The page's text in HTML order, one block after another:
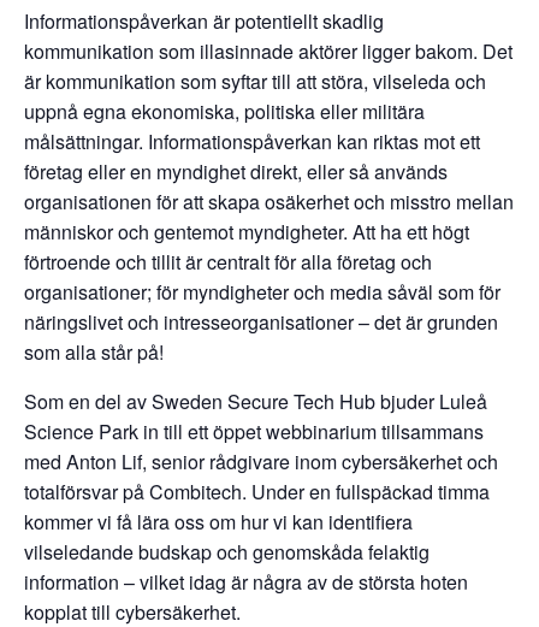
Informationspåverkan är potentiellt skadlig
kommunikation som illasinnade aktörer ligger bakom. Det
är kommunikation som syftar till att störa, vilseleda och
uppnå egna ekonomiska, politiska eller militära
målsättningar. Informationspåverkan kan riktas mot ett
företag eller en myndighet direkt, eller så används
organisationen för att skapa osäkerhet och misstro mellan
människor och gentemot myndigheter. Att ha ett högt
förtroende och tillit är centralt för alla företag och
organisationer; för myndigheter och media såväl som för
näringslivet och intresseorganisationer – det är grunden
som alla står på!
Som en del av Sweden Secure Tech Hub bjuder Luleå
Science Park in till ett öppet webbinarium tillsammans
med Anton Lif, senior rådgivare inom cybersäkerhet och
totalförsvar på Combitech. Under en fullspäckad timma
kommer vi få lära oss om hur vi kan identifiera
vilseledande budskap och genomskåda felaktig
information – vilket idag är några av de största hoten
kopplat till cybersäkerhet.